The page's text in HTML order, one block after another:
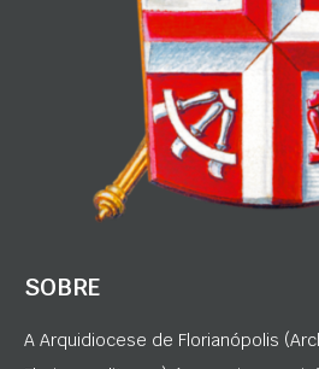
SOBRE
A Arquidiocese de Florianópolis